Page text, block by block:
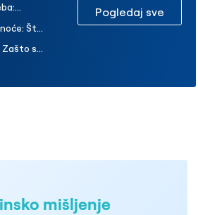
kod
i vodič
Šta
Zašto se
Pogledaj sve
mišljenje